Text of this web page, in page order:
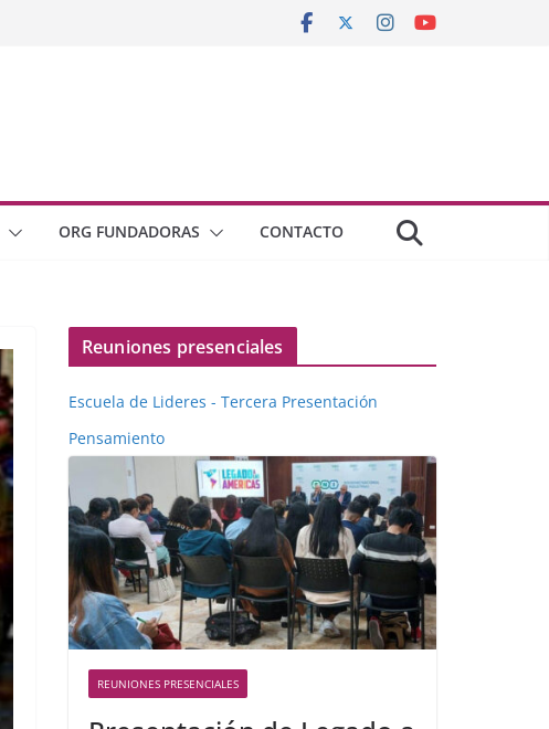
ORG FUNDADORAS CONTACTO
Reuniones presenciales
Escuela de Lideres - Tercera Presentación
Pensamiento
REUNIONES PRESENCIALES